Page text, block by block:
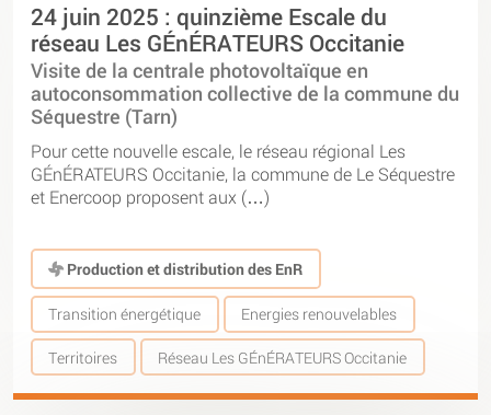
24 juin 2025 : quinzième Escale du
réseau Les GÉnÉRATEURS Occitanie
Visite de la centrale photovoltaïque en
autoconsommation collective de la commune du
Séquestre (Tarn)
Pour cette nouvelle escale, le réseau régional Les
GÉnÉRATEURS Occitanie, la commune de Le Séquestre
et Enercoop proposent aux (…)
Production et distribution des EnR
Transition énergétique Energies renouvelables
Territoires Réseau Les GÉnÉRATEURS Occitanie